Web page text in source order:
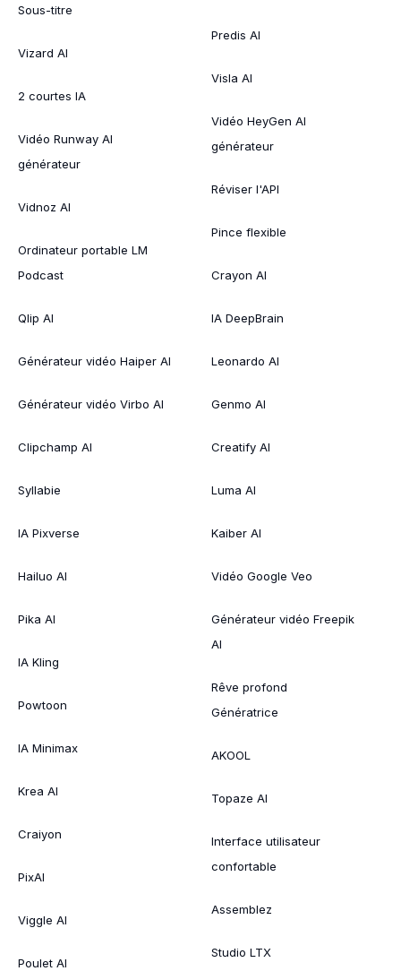
Sous-titre
Vizard AI
2 courtes IA
Vidéo Runway AI
générateur
Vidnoz AI
Ordinateur portable LM
Podcast
Qlip AI
Générateur vidéo Haiper AI
Générateur vidéo Virbo AI
Clipchamp AI
Syllabie
IA Pixverse
Hailuo AI
Pika AI
IA Kling
Powtoon
IA Minimax
Krea AI
Craiyon
PixAI
Viggle AI
Poulet AI
Predis AI
Visla AI
Vidéo HeyGen AI
générateur
Réviser l'API
Pince flexible
Crayon AI
IA DeepBrain
Leonardo AI
Genmo AI
Creatify AI
Luma AI
Kaiber AI
Vidéo Google Veo
Générateur vidéo Freepik
AI
Rêve profond
Génératrice
AKOOL
Topaze AI
Interface utilisateur
confortable
Assemblez
Studio LTX